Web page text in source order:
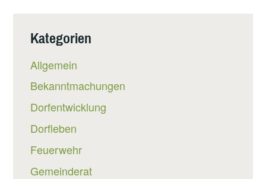
Kategorien
Allgemein
Bekanntmachungen
Dorfentwicklung
Dorfleben
Feuerwehr
Gemeinderat